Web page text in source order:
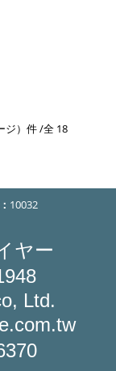
ジ）件 /全 18
10032
ヤー
Ltd.